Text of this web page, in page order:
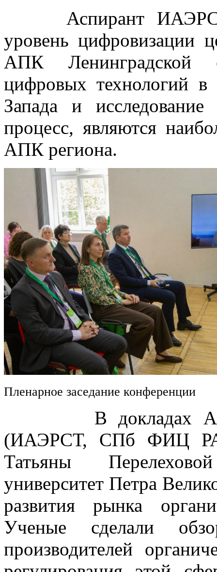
Аспирант ИАЭРСТ
уровень цифровизации
АПК Ленинградской
цифровых технологий
Запада и
процесс, являются
АПК региона.
Пленарное заседание конференции
В докладах
(ИАЭРСТ, СПб ФИЦ
Татьяны
университет Петра
развития рынка
Ученые сделали
производителей